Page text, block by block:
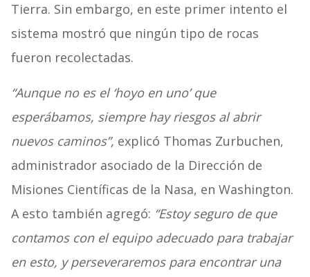
Tierra. Sin embargo, en este primer intento el
sistema mostró que ningún tipo de rocas
fueron recolectadas.
“Aunque no es el ‘hoyo en uno’ que
esperábamos, siempre hay riesgos al abrir
nuevos caminos”, explicó Thomas Zurbuchen,
administrador asociado de la Dirección de
Misiones Científicas de la Nasa, en Washington.
A esto también agregó: “Estoy seguro de que
contamos con el equipo adecuado para trabajar
en esto, y perseveraremos para encontrar una